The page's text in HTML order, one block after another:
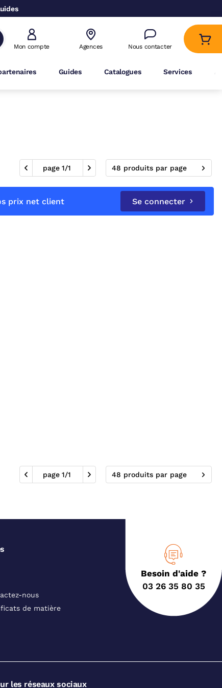
Mon compte Agences Nous contacter
Guides Catalogues Services
page 1/1 48 produits par page
prix net client Se connecter
page 1/1 48 produits par page
Besoin d'aide ?
03 26 35 80 35
nous
de matière
les réseaux sociaux